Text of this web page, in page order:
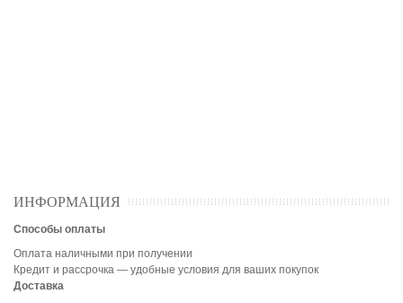
ИНФОРМАЦИЯ
Способы оплаты
Оплата наличными при получении
Кредит и рассрочка — удобные условия для ваших покупок
Доставка